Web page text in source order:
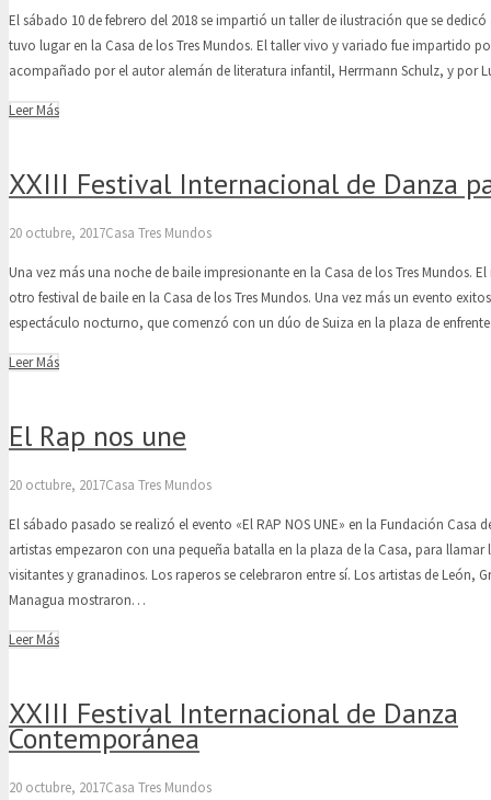
El sábado 10 de febrero del 2018 se impartió un taller de ilustración que se
tuvo lugar en la Casa de los Tres Mundos. El taller vivo y variado fue impartido
acompañado por el autor alemán de literatura infantil, Herrmann Schulz, y por
Leer Más
XXIII Festival Internacional de Danza
20 octubre, 2017Casa Tres Mundos
Una vez más una noche de baile impresionante en la Casa de los Tres Mundos.
otro festival de baile en la Casa de los Tres Mundos. Una vez más un evento
espectáculo nocturno, que comenzó con un dúo de Suiza en la plaza de
Leer Más
El Rap nos une
20 octubre, 2017Casa Tres Mundos
El sábado pasado se realizó el evento «El RAP NOS UNE» en la Fundación Casa
artistas empezaron con una pequeña batalla en la plaza de la Casa, para llamar
visitantes y granadinos. Los raperos se celebraron entre sí. Los artistas de León,
Managua mostraron…
Leer Más
XXIII Festival Internacional de Danza
Contemporánea
20 octubre, 2017Casa Tres Mundos